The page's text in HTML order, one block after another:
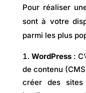
Pour réaliser
sont à votre
parmi les plus
WordPress :
de contenu
créer des